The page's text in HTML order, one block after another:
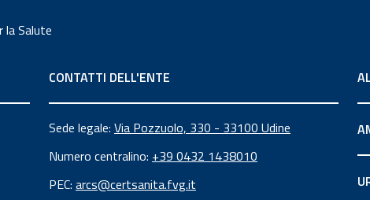
la Salute
CONTATTI DELL'ENTE
Sede legale: Via Pozzuolo, 330 - 33100 Udine
Numero centralino: +39 0432 1438010
PEC: arcs@certsanita.fvg.it